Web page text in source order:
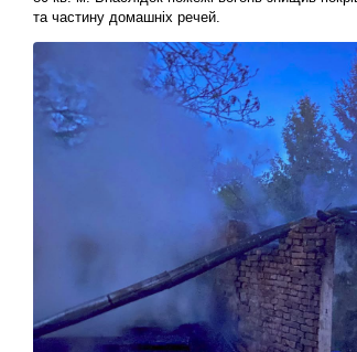
та частину домашніх речей.